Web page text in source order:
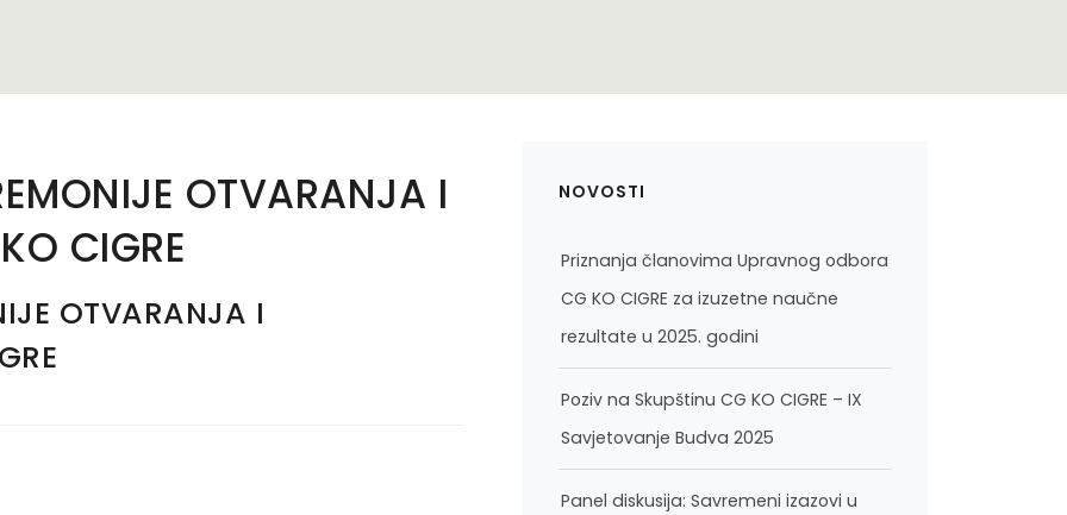
OTVARANJA I
CIGRE
OTVARANJA I
NOVOSTI
Priznanja članovima Upravnog odbora
CG KO CIGRE za izuzetne naučne
rezultate u 2025. godini
Poziv na Skupštinu CG KO CIGRE – IX
Savjetovanje Budva 2025
Panel diskusija: Savremeni izazovi u